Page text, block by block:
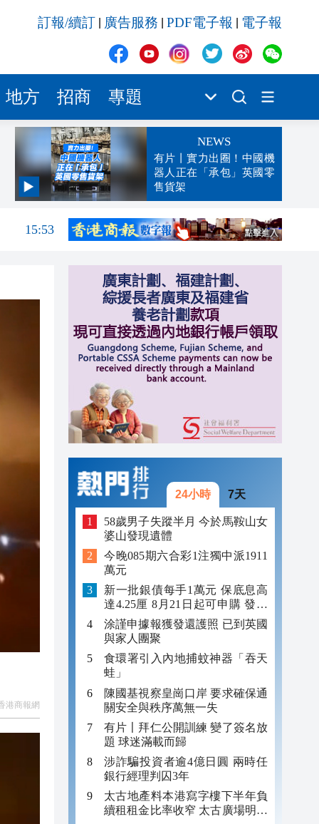
訂報/續訂 廣告服務 PDF電子報 電子報
地方 招商 專題
NEWS
有片丨實力出圈！中國機
器人正在「承包」英國零
售貨架
15:54
15:53
15:28
港商報網
24小時 7天
58歲男子失蹤半月 今於馬鞍山女
婆山發現遺體
今晚085期六合彩1注獨中派1911
萬元
新一批銀債每手1萬元 保底息高
達4.25厘 8月21日起可申購 發行
金額最多550億
涂謹申據報獲發還護照 已到英國
與家人團聚
食環署引入內地捕蚊神器「吞天
蛙」
陳國基視察皇崗口岸 要求確保通
關安全與秩序萬無一失
有片〡拜仁公開訓練 變了簽名放
題 球迷滿載而歸
涉詐騙投資者逾4億日圓 兩時任
銀行經理判囚3年
太古地產料本港寫字樓下半年負
續租租金比率收窄 太古廣場明年